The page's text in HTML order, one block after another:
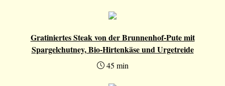
Gratiniertes Steak von der Brunnenhof-Pute mit
Spargelchutney, Bio-Hirtenkäse und Urgetreide
45 min